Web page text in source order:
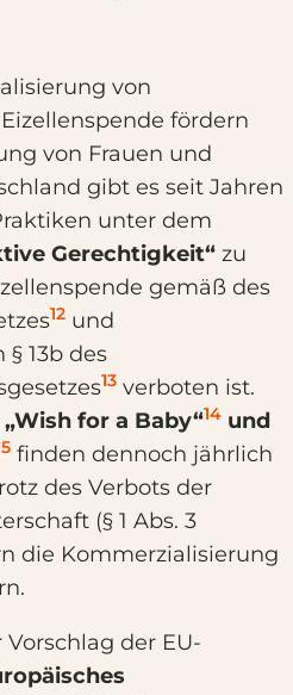
von
fördern
von Frauen und
gibt es seit Jahren
unter dem
Gerechtigkeit“ zu
gemäß des
12 und
13b des
13 verboten ist.
for a Baby“14 und
finden dennoch jährlich
des Verbots der
(§ 1 Abs. 3
die Kommerzialisierung
der EU-